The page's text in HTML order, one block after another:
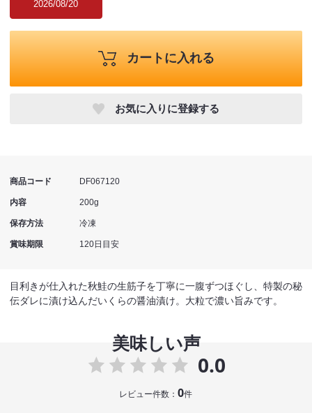
2026/08/20
カートに入れる
お気に入りに登録する
商品コード DF067120
内容 200g
保存方法 冷凍
賞味期限 120日目安
目利きが仕入れた秋鮭の生筋子を丁寧に一腹ずつほぐし、特製の秘
伝ダレに漬け込んだいくらの醤油漬け。大粒で濃い旨みです。
美味しい声
0.0
レビュー件数：0件